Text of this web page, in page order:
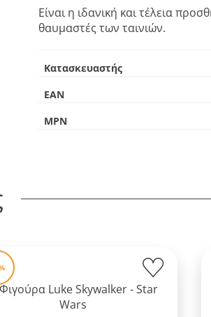
Είναι η ιδανική και τέλεια
θαυμαστές των ταινιών.
Κατασκευαστής
EAN
MPN